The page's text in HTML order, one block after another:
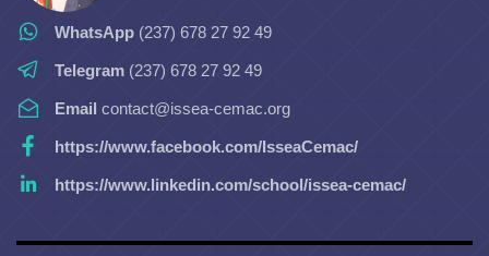
WhatsApp (237) 678 27 92 49
Telegram (237) 678 27 92 49
Email contact@issea-cemac.org
https://www.facebook.com/IsseaCemac/
https://www.linkedin.com/school/issea-cemac/